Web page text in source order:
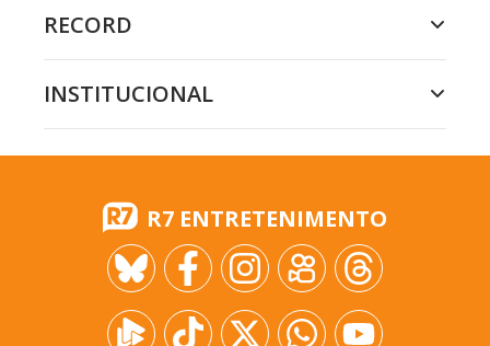
RECORD
INSTITUCIONAL
R7 ENTRETENIMENTO